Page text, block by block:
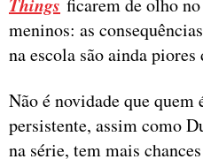
ficarem de olho
meninos: as
na escola são ainda
Não é novidade que
persistente, assim como
na série, tem mais